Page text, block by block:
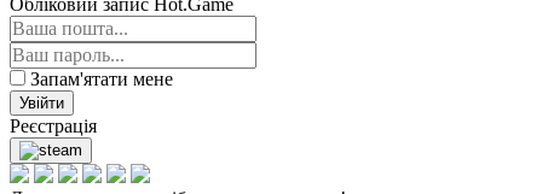
Обліковий запис Hot.Game
Запам'ятати мене
Увійти
Реєстрація